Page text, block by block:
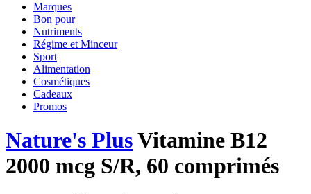
Marques
Bon pour
Nutriments
Régime et Minceur
Sport
Alimentation
Cosmétiques
Cadeaux
Promos
Nature's PlusVitamine B12
2000 mcg S/R, 60 comprimés